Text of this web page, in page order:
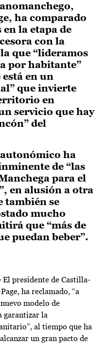
ha comparado
la etapa de
con la
que “lideramos
por habitante”
en un
que invierte
en
servicio que hay
del
ha
de “las
para el
en alusión a otra
también se
mucho
que “más de
puedan beber”.
El presidente de Castilla-
ha reclamado, “a
modelo de
garantizar la
al tiempo que ha
un gran pacto de